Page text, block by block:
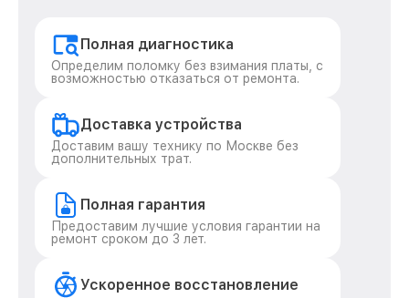
Полная диагностика
Определим поломку без взимания платы, с
возможностью отказаться от ремонта.
Доставка устройства
Доставим вашу технику по Москве без
дополнительных трат.
Полная гарантия
Предоставим лучшие условия гарантии на
ремонт сроком до 3 лет.
Ускоренное восстановление